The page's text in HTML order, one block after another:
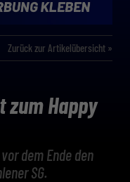
Zurück zur Artikelübersicht »
Happy
dem Ende den
SG.